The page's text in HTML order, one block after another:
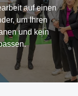
auf einen
um Ihren
und kein